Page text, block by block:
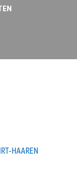
HAAREN